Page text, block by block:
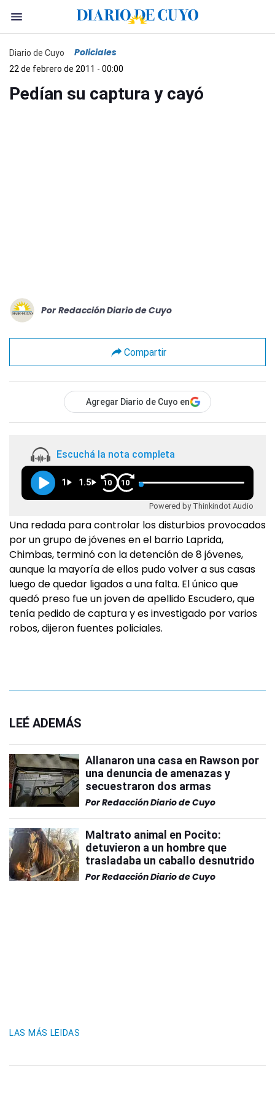
Diario de Cuyo Policiales
22 de febrero de 2011 - 00:00
Pedían su captura y cayó
Por Redacción Diario de Cuyo
Compartir
Agregar Diario de Cuyo en
Escuchá la nota completa
1 1.5 10 10
Powered by Thinkindot Audio
Una redada para controlar los disturbios provocados
por un grupo de jóvenes en el barrio Laprida,
Chimbas, terminó con la detención de 8 jóvenes,
aunque la mayoría de ellos pudo volver a sus casas
luego de quedar ligados a una falta. El único que
quedó preso fue un joven de apellido Escudero, que
tenía pedido de captura y es investigado por varios
robos, dijeron fuentes policiales.
LEÉ ADEMÁS
Allanaron una casa en Rawson por
una denuncia de amenazas y
secuestraron dos armas
PorRedacción Diario de Cuyo
Maltrato animal en Pocito:
detuvieron a un hombre que
trasladaba un caballo desnutrido
PorRedacción Diario de Cuyo
LAS MÁS LEIDAS